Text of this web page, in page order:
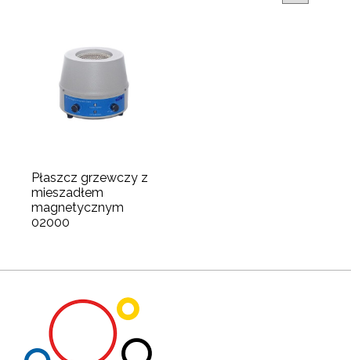
Płaszcz grzewczy z
mieszadłem
magnetycznym
02000